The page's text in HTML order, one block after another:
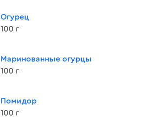
Огурец
100 г
Маринованные огурцы
100 г
Помидор
100 г